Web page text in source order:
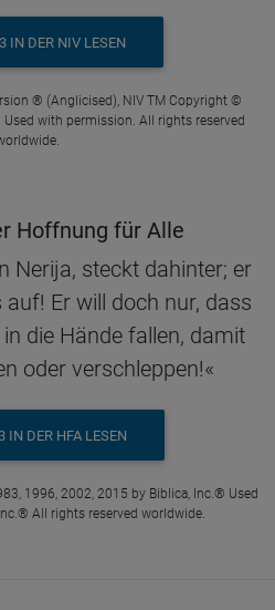
IN DER NIV LESEN
® (Anglicised), NIV TM Copyright ©
with permission. All rights reserved
Hoffnung für Alle
Nerija, steckt dahinter; er
Er will doch nur, dass
die Hände fallen, damit
oder verschleppen!«
IN DER HFA LESEN
1996, 2002, 2015 by Biblica, Inc.® Used
All rights reserved worldwide.